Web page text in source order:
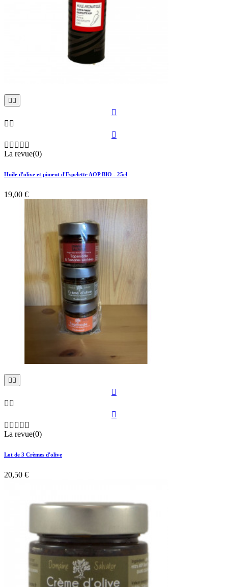
 

 

    
La revue(0)
Huile d'olive et piment d'Espelette AOP BIO - 25cl
19,00 €
 

 

    
La revue(0)
Lot de 3 Crèmes d'olive
20,50 €